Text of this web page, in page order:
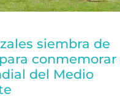
siembra de
conmemorar
del Medio